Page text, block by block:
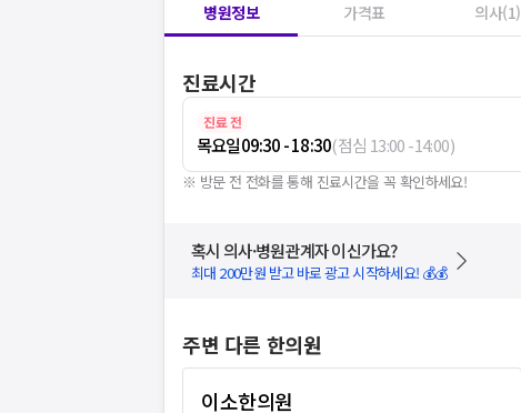
병원정보 가격표 의사(1)
진료시간
진료 전
목요일09:30 - 18:30(점심 13:00-14:00)
※ 방문 전 전화를 통해 진료시간을 꼭 확인하세요!
혹시 의사·병원관계자 이신가요?
최대 200만원 받고 바로 광고 시작하세요! 💰💰
주변 다른 한의원
이소한의원